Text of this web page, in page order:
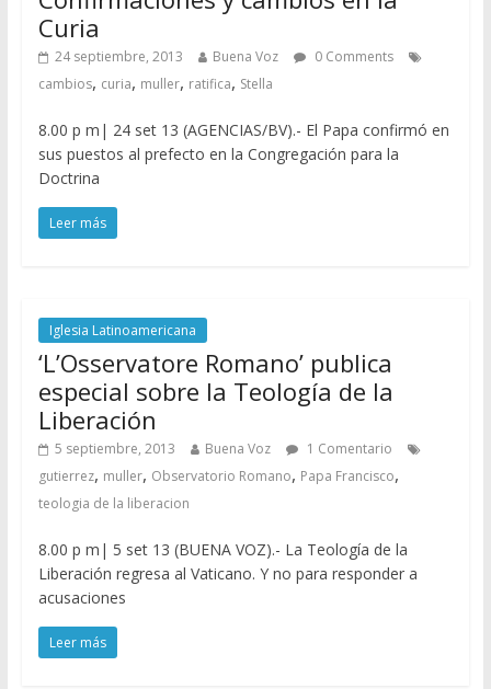
Curia
24 septiembre, 2013 Buena Voz
0 Comments
cambios, curia, muller, ratifica, Stella
8.00 p m| 24 set 13 (AGENCIAS/BV).- El Papa confirmó en
sus puestos al prefecto en la Congregación para la
Doctrina
Leer más
Iglesia Latinoamericana
‘L’Osservatore Romano’ publica
especial sobre la Teología de la
Liberación
5 septiembre, 2013 Buena Voz
1 Comentario
gutierrez, muller, Observatorio Romano, Papa Francisco,
teologia de la liberacion
8.00 p m| 5 set 13 (BUENA VOZ).- La Teología de la
Liberación regresa al Vaticano. Y no para responder a
acusaciones
Leer más